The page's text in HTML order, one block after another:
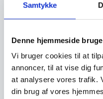
Samtykke
Denne hjemmeside
Vi bruger cookies til at
annoncer, til at vise dig
at analysere vores trafik.
din brug af vores
Samarbejdet tager afsæt
til rådighed for AALEX’
teste, hvordan den
planlægningssituationer
er i driften.